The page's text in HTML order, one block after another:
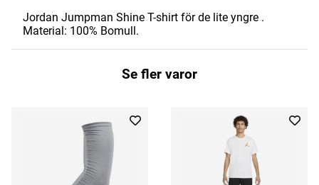
Jordan Jumpman Shine T-shirt för de lite yngre .
Material: 100% Bomull.
Se fler varor